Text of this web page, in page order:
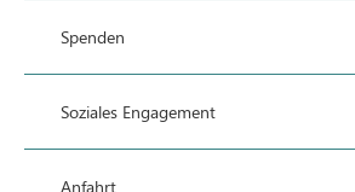
Spenden
Soziales Engagement
Anfahrt